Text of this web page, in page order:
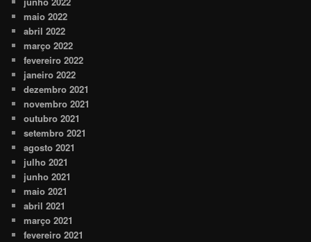
maio 2022
abril 2022
março 2022
fevereiro 2022
janeiro 2022
dezembro 2021
novembro 2021
outubro 2021
setembro 2021
agosto 2021
julho 2021
junho 2021
maio 2021
abril 2021
março 2021
fevereiro 2021